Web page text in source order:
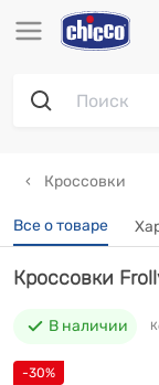
Кроссовки
Все о товаре
-30%
Кроссовки
В наличии